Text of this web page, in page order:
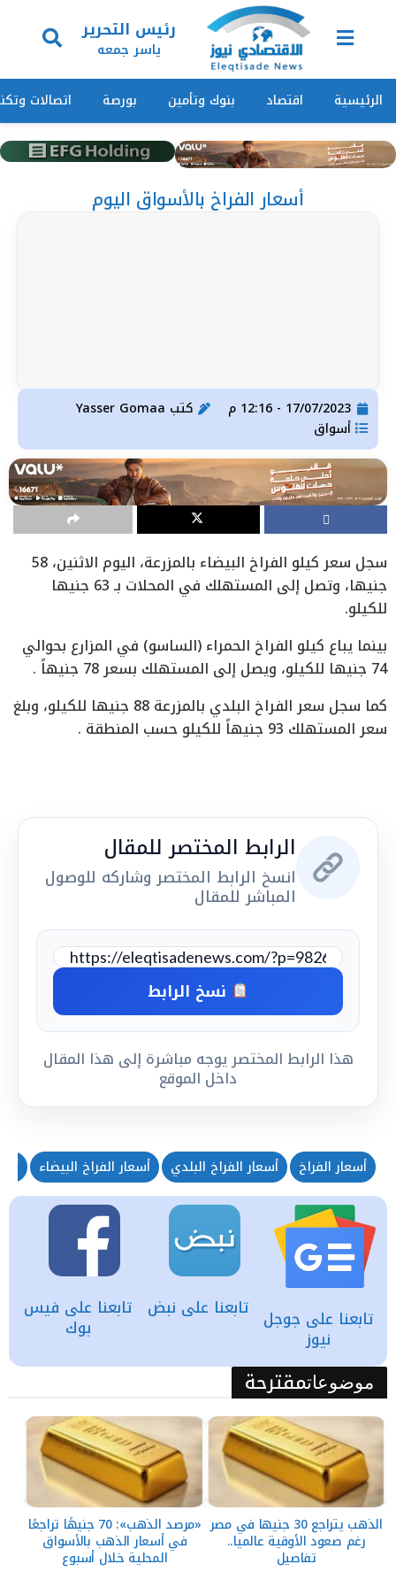
رئيس التحرير
ياسر جمعه
الرئيسية اقتصاد بنوك وتأمين بورصة اتصالات
أسعار الفراخ بالأسواق اليوم
17/07/2023 - 12:16 م كتب
أسواق
سجل سعر كيلو الفراخ البيضاء بالمزرعة، اليوم الاثنين، 58
جنيها، وتصل إلى المستهلك في المحلات بـ 63 جنيها
للكيلو.
بينما يباع كيلو الفراخ الحمراء (الساسو) في المزارع بحوالي
74 جنيها للكيلو، ويصل إلى المستهلك بسعر 78 جنيهاً .
كما سجل سعر الفراخ البلدي بالمزرعة 88 جنيها للكيلو، وبلغ
سعر المستهلك 93 جنيهاً للكيلو حسب المنطقة .
الرابط المختصر للمقال
انسخ الرابط المختصر وشاركه للوصول
المباشر للمقال
نسخ الرابط
هذا الرابط المختصر يوجه مباشرة إلى هذا المقال
داخل الموقع
أسعار الفراخ أسعار الفراخ البلدي أسعار الفراخ البيضاء
تابعنا على فيس
بوك
تابعنا على نبض تابعنا على جوجل
نيوز
موضوعاتمقترحة
الذهب يتراجع 30 جنيها في مصر
رغم صعود الأوقية عالميا..
تفاصيل
«مرصد الذهب»: 70 جنيهًا تراجعًا
في أسعار الذهب بالأسواق
المحلية خلال أسبوع